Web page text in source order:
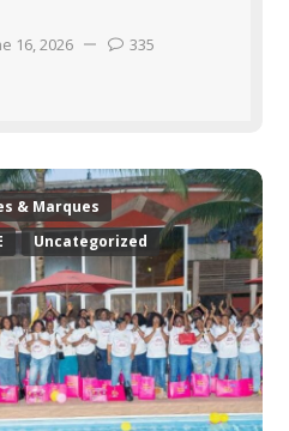
16, 2026 335
& Marques
Uncategorized